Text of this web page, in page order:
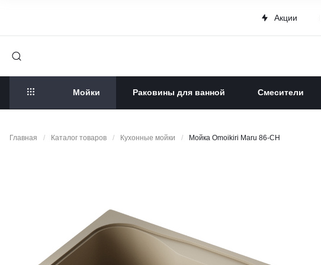
Акции
Мойки Раковины для ванной Смесители
Главная / Каталог товаров / Кухонные мойки / Мойка Omoikiri Maru 86-CH